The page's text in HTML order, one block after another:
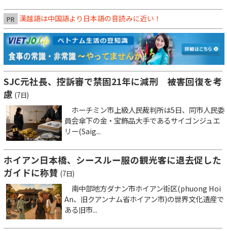
PR 漢越語は中国語より日本語の音読みに近い！
SJC元社長、控訴審で禁固21年に減刑 被害回復を考
慮 (7日)
ホーチミン市上級人民裁判所は5日、同市人民委
員会傘下の金・宝飾品大手であるサイゴンジュエ
リー(Saig...
ホイアン日本橋、シースルー服の観光客に退去促した
ガイドに称賛 (7日)
南中部地方ダナン市ホイアン街区(phuong Hoi
An、旧クアンナム省ホイアン市)の世界文化遺産で
ある旧市...